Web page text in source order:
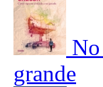
grande